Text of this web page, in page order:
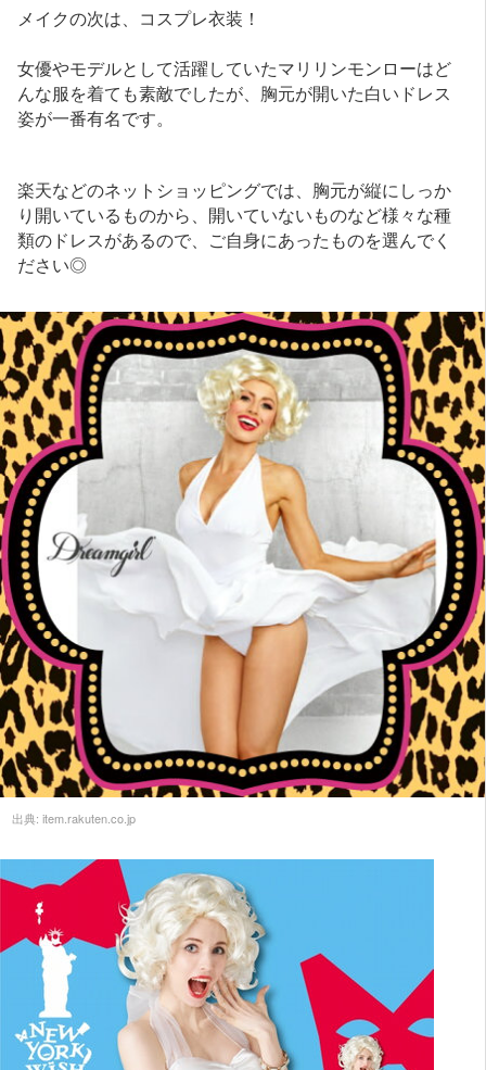
メイクの次は、コスプレ衣装！
女優やモデルとして活躍していたマリリンモンローはど
んな服を着ても素敵でしたが、胸元が開いた白いドレス
姿が一番有名です。
楽天などのネットショッピングでは、胸元が縦にしっか
り開いているものから、開いていないものなど様々な種
類のドレスがあるので、ご自身にあったものを選んでく
ださい◎
出典: item.rakuten.co.jp